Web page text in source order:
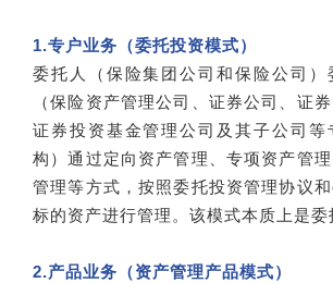
1.专户业务（委托投资模式）
委托人（保险集团公司和保险公司）
（保险资产管理公司、证券公司、证
证券投资基金管理公司及其子公司等
构）通过定向资产管理、专项资产管
管理等方式，按照委托投资管理协议
标的资产进行管理。该模式本质上是委
2.产品业务（资产管理产品模式）